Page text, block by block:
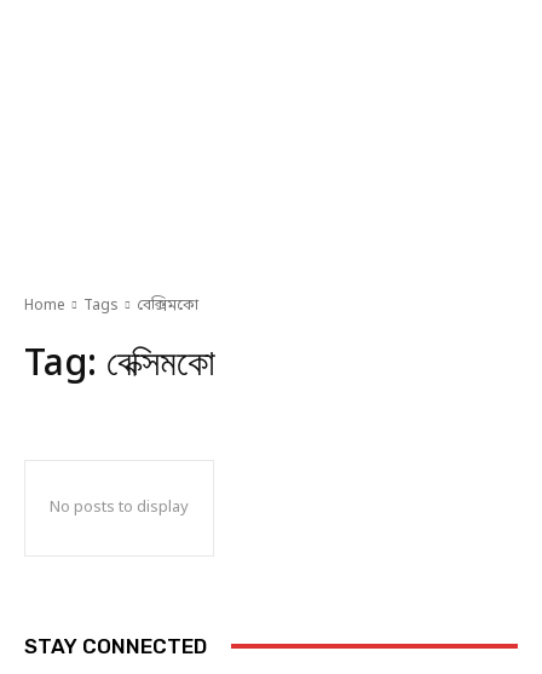
Home Tags বেক্সিমকো
Tag: বেক্সিমকো
No posts to display
STAY CONNECTED